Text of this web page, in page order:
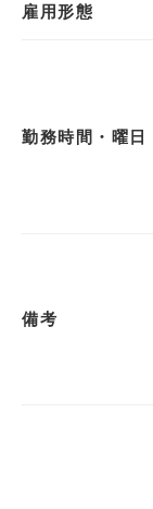
雇用形態
勤務時間・曜日
備考